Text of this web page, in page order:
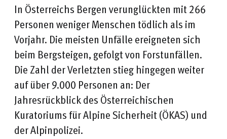
In Österreichs Bergen verunglückten mit 266
Personen weniger Menschen tödlich als im
Vorjahr. Die meisten Unfälle ereigneten sich
beim Bergsteigen, gefolgt von Forstunfällen.
Die Zahl der Verletzten stieg hingegen weiter
auf über 9.000 Personen an: Der
Jahresrückblick des Österreichischen
Kuratoriums für Alpine Sicherheit (ÖKAS) und
der Alpinpolizei.